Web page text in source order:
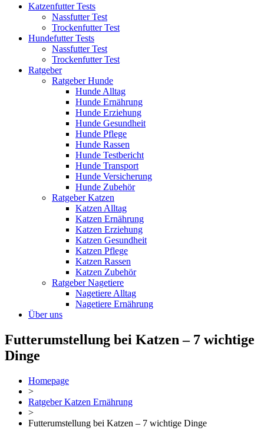
Katzenfutter Tests
Nassfutter Test
Trockenfutter Test
Hundefutter Tests
Nassfutter Test
Trockenfutter Test
Ratgeber
Ratgeber Hunde
Hunde Alltag
Hunde Ernährung
Hunde Erziehung
Hunde Gesundheit
Hunde Pflege
Hunde Rassen
Hunde Testbericht
Hunde Transport
Hunde Versicherung
Hunde Zubehör
Ratgeber Katzen
Katzen Alltag
Katzen Ernährung
Katzen Erziehung
Katzen Gesundheit
Katzen Pflege
Katzen Rassen
Katzen Zubehör
Ratgeber Nagetiere
Nagetiere Alltag
Nagetiere Ernährung
Über uns
Futterumstellung bei Katzen – 7 wichtige
Dinge
Homepage
>
Ratgeber Katzen Ernährung
>
Futterumstellung bei Katzen – 7 wichtige Dinge